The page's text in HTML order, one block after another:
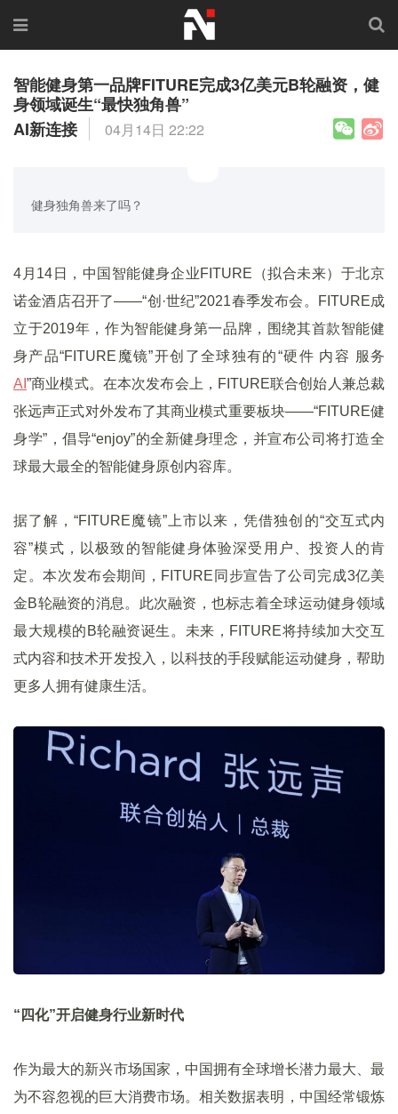
智能健身第一品牌FITURE完成3亿美元B轮融资，健
身领域诞生“最快独角兽”
AI新连接
04月14日 22:22
健身独角兽来了吗？
4月14日，中国智能健身企业FITURE（拟合未来）于北京
诺金酒店召开了——“创·世纪”2021春季发布会。FITURE成
立于2019年，作为智能健身第一品牌，围绕其首款智能健
身产品“FITURE魔镜”开创了全球独有的“硬件 内容 服务
AI ”商业模式。在本次发布会上，FITURE联合创始人兼总裁
张远声正式对外发布了其商业模式重要板块——“FITURE健
身学”，倡导“enjoy”的全新健身理念，并宣布公司将打造全
球最大最全的智能健身原创内容库。
据了解，“FITURE魔镜”上市以来，凭借独创的“交互式内
容”模式，以极致的智能健身体验深受用户、投资人的肯
定。本次发布会期间，FITURE同步宣告了公司完成3亿美
金B轮融资的消息。此次融资，也标志着全球运动健身领域
最大规模的B轮融资诞生。未来，FITURE将持续加大交互
式内容和技术开发投入，以科技的手段赋能运动健身，帮助
更多人拥有健康生活。
“四化”开启健身行业新时代
作为最大的新兴市场国家，中国拥有全球增长潜力最大、最
为不容忽视的巨大消费市场。相关数据表明，中国经常锻炼